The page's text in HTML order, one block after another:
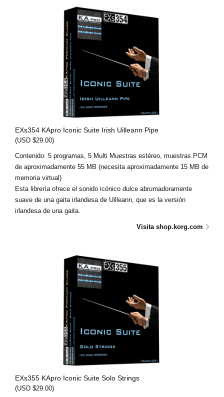
EXs354 KApro Iconic Suite Irish Uilleann Pipe
(USD $29.00)
Contenido: 5 programas, 5 Multi Muestras estéreo, muestras PCM
de aproximadamente 55 MB (necesita aproximadamente 15 MB de
memoria virtual)
Esta librería ofrece el sonido icónico dulce abrumadoramente
suave de una gaita irlandesa de Uilleann, que es la versión
irlandesa de una gaita.
Visita shop.korg.com
EXs355 KApro Iconic Suite Solo Strings
(USD $29.00)